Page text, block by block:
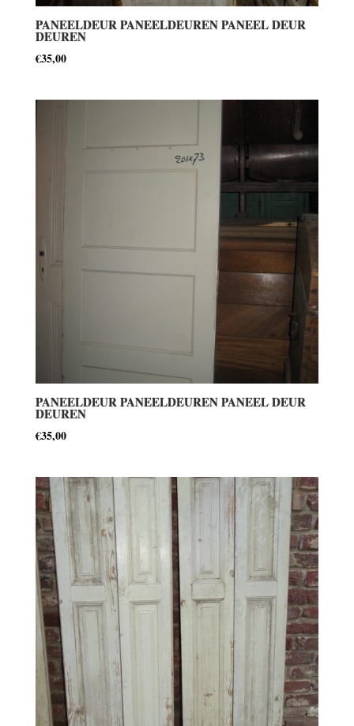
PANEELDEUR PANEELDEUREN PANEEL DEUR
DEUREN
€35,00
PANEELDEUR PANEELDEUREN PANEEL DEUR
DEUREN
€35,00